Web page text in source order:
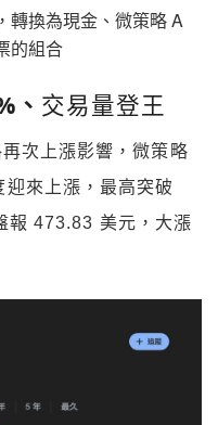
轉換為現金、微策略 A
的組合
、 交易量登王
次上漲影響，微策略
來上漲，最高突破
報 473.83 美元，大漲